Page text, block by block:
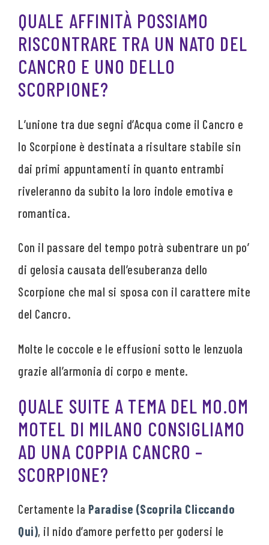
QUALE AFFINITÀ POSSIAMO
RISCONTRARE TRA UN NATO DEL
CANCRO E UNO DELLO
SCORPIONE?
L’unione tra due segni d’Acqua come il Cancro e
lo Scorpione è destinata a risultare stabile sin
dai primi appuntamenti in quanto entrambi
riveleranno da subito la loro indole emotiva e
romantica.
Con il passare del tempo potrà subentrare un po’
di gelosia causata dell’esuberanza dello
Scorpione che mal si sposa con il carattere mite
del Cancro.
Molte le coccole e le effusioni sotto le lenzuola
grazie all’armonia di corpo e mente.
QUALE SUITE A TEMA DEL MO.OM
MOTEL DI MILANO CONSIGLIAMO
AD UNA COPPIA CANCRO –
SCORPIONE?
Certamente la Paradise (Scoprila Cliccando
Qui), il nido d’amore perfetto per godersi le